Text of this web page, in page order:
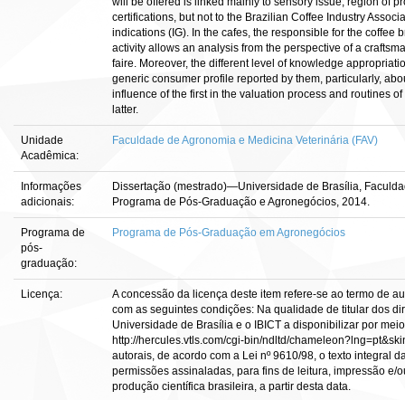
certifications, but not to the Brazilian Coffee Industry
indications (IG). In the cafes, the responsible for the coffee
activity allows an analysis from the perspective of a
faire. Moreover, the different level of knowledge
generic consumer profile reported by them, particularly,
influence of the first in the valuation process and routines
latter.
Unidade
Acadêmica:
Faculdade de Agronomia e Medicina Veterinária (FAV)
Informações
adicionais:
Dissertação (mestrado)—Universidade de Brasília,
Programa de Pós-Graduação e Agronegócios, 2014.
Programa de
pós-
graduação:
Programa de Pós-Graduação em Agronegócios
Licença:
A concessão da licença deste item refere-se ao termo de
com as seguintes condições: Na qualidade de titular dos
Universidade de Brasília e o IBICT a disponibilizar por
http://hercules.vtls.com/cgi-bin/ndltd/
autorais, de acordo com a Lei nº 9610/98, o texto integral
permissões assinaladas, para fins de leitura, impressão e/
produção científica brasileira, a partir desta data.